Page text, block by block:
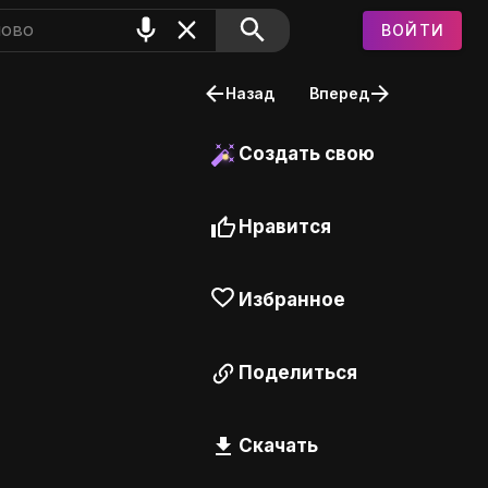
ВОЙТИ
Назад Вперед
Создать свою
Нравится
Избранное
Поделиться
Скачать